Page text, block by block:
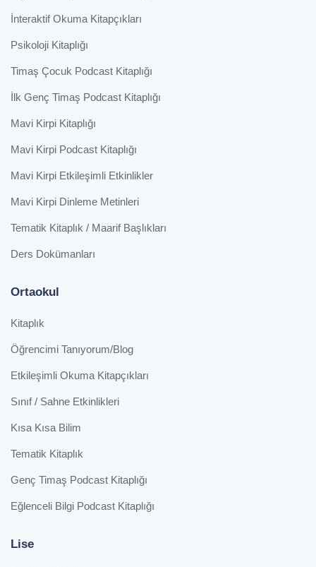
İnteraktif Okuma Kitapçıkları
Psikoloji Kitaplığı
Timaş Çocuk Podcast Kitaplığı
İlk Genç Timaş Podcast Kitaplığı
Mavi Kirpi Kitaplığı
Mavi Kirpi Podcast Kitaplığı
Mavi Kirpi Etkileşimli Etkinlikler
Mavi Kirpi Dinleme Metinleri
Tematik Kitaplık / Maarif Başlıkları
Ders Dokümanları
Ortaokul
Kitaplık
Öğrencimi Tanıyorum/Blog
Etkileşimli Okuma Kitapçıkları
Sınıf / Sahne Etkinlikleri
Kısa Kısa Bilim
Tematik Kitaplık
Genç Timaş Podcast Kitaplığı
Eğlenceli Bilgi Podcast Kitaplığı
Lise